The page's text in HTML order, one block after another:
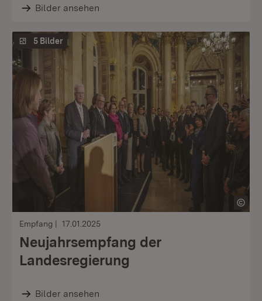
Bilder ansehen
5 Bilder
Empfang 17.01.2025
Neujahrsempfang der
Landesregierung
Bilder ansehen